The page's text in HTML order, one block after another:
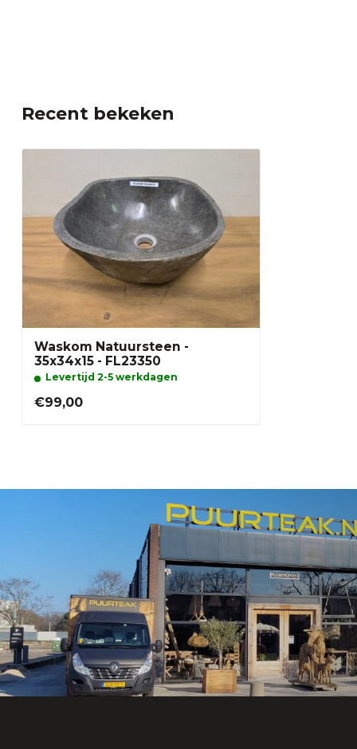
Recent bekeken
Waskom Natuursteen -
35x34x15 - FL23350
Levertijd 2-5 werkdagen
€99,00